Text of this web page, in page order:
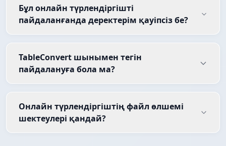
Бұл онлайн түрлендіргішті
пайдаланғанда деректерім қауіпсіз бе?
TableConvert шынымен тегін
пайдалануға бола ма?
Онлайн түрлендіргіштің файл өлшемі
шектеулері қандай?